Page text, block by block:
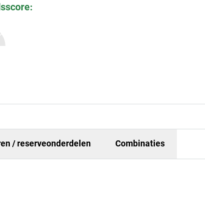
/ reserveonderdelen Combinaties